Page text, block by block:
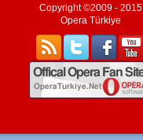
Copyright ©2009 - 2015
Opera Türkiye